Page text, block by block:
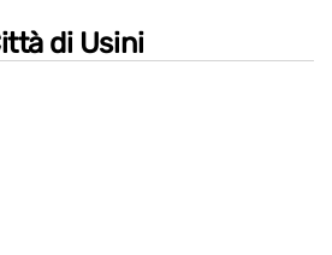
di Usini